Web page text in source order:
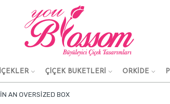
ÇİÇEK BUKETLERİ ORKİDE
AN OVERSIZED BOX